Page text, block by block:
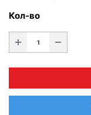
Кол-во